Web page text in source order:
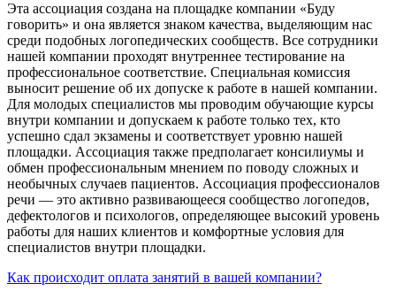
Эта ассоциация создана на площадке компании «Буду
говорить» и она является знаком качества, выделяющим нас
среди подобных логопедических сообществ. Все сотрудники
нашей компании проходят внутреннее тестирование на
профессиональное соответствие. Специальная комиссия
выносит решение об их допуске к работе в нашей компании.
Для молодых специалистов мы проводим обучающие курсы
внутри компании и допускаем к работе только тех, кто
успешно сдал экзамены и соответствует уровню нашей
площадки. Ассоциация также предполагает консилиумы и
обмен профессиональным мнением по поводу сложных и
необычных случаев пациентов. Ассоциация профессионалов
речи — это активно развивающееся сообщество логопедов,
дефектологов и психологов, определяющее высокий уровень
работы для наших клиентов и комфортные условия для
специалистов внутри площадки.
Как происходит оплата занятий в вашей компании?